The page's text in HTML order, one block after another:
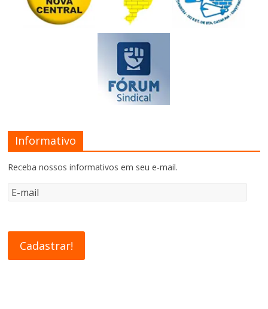
Informativo
Receba nossos informativos em seu e-mail.